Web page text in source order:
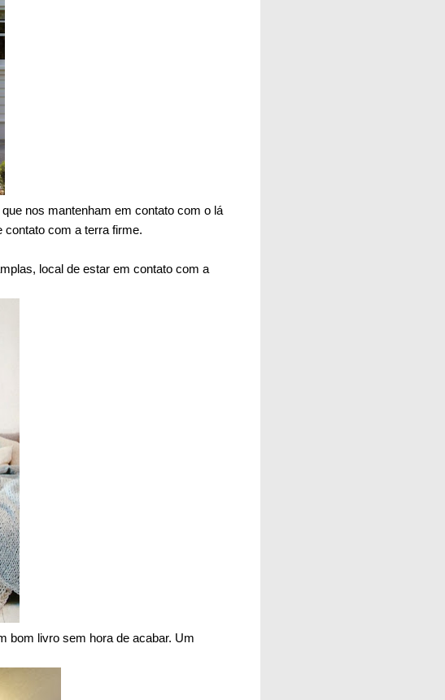
nos mantenham em contato com o lá
contato com a terra firme.
local de estar em contato com a
bom livro sem hora de acabar. Um